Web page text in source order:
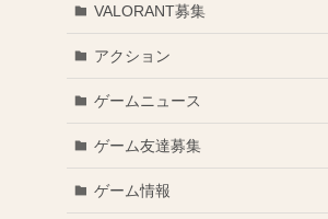
VALORANT募集
アクション
ゲームニュース
ゲーム友達募集
ゲーム情報